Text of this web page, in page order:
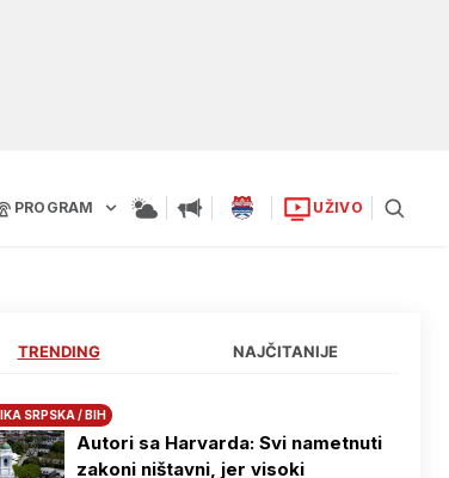
PROGRAM UŽIVO
TRENDING NAJČITANIJE
SRPSKA / BIH
Autori sa Harvarda: Svi nametnuti
zakoni ništavni, jer visoki